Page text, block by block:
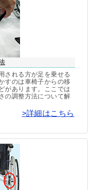
される方が足を乗せる
すのは車椅子からの移
があります。ここでは
の調整方法について解
>詳細はこちら